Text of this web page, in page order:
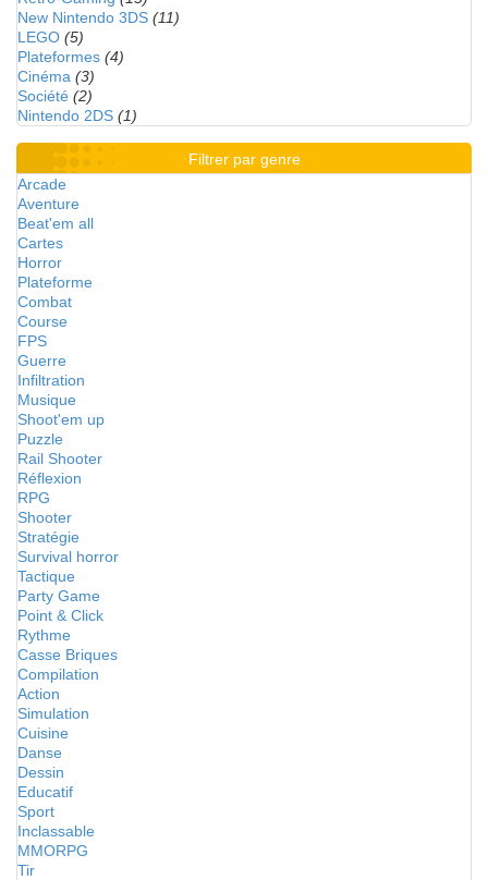
New Nintendo 3DS (11)
LEGO (5)
Plateformes (4)
Cinéma (3)
Société (2)
Nintendo 2DS (1)
Filtrer par genre
Arcade
Aventure
Beat'em all
Cartes
Horror
Plateforme
Combat
Course
FPS
Guerre
Infiltration
Musique
Shoot'em up
Puzzle
Rail Shooter
Réflexion
RPG
Shooter
Stratégie
Survival horror
Tactique
Party Game
Point & Click
Rythme
Casse Briques
Compilation
Action
Simulation
Cuisine
Danse
Dessin
Educatif
Sport
Inclassable
MMORPG
Tir